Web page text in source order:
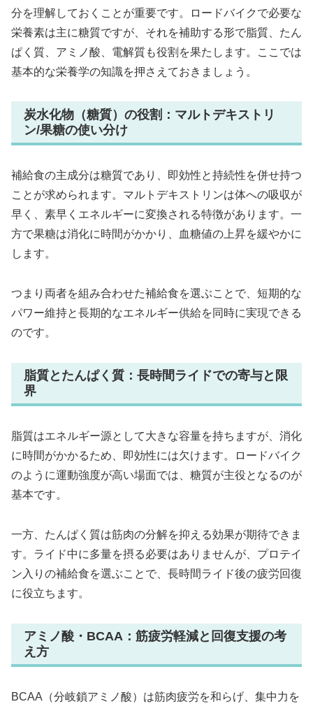
分を理解しておくことが重要です。ロードバイクで必要な
栄養素は主に糖質ですが、それを補助する形で脂質、たん
ぱく質、アミノ酸、電解質も役割を果たします。ここでは
基本的な栄養学の知識を押さえておきましょう。
炭水化物（糖質）の役割：マルトデキストリ
ン/果糖の使い分け
補給食の主成分は糖質であり、即効性と持続性を併せ持つ
ことが求められます。マルトデキストリンは体への吸収が
早く、素早くエネルギーに変換される特徴があります。一
方で果糖は消化に時間がかかり、血糖値の上昇を緩やかに
します。
つまり両者を組み合わせた補給食を選ぶことで、短期的な
パワー維持と長期的なエネルギー供給を同時に実現できる
のです。
脂質とたんぱく質：長時間ライドでの寄与と限
界
脂質はエネルギー源として大きな容量を持ちますが、消化
に時間がかかるため、即効性には欠けます。ロードバイク
のように運動強度が高い場面では、糖質が主役となるのが
基本です。
一方、たんぱく質は筋肉の分解を抑える効果が期待できま
す。ライド中に多量を摂る必要はありませんが、プロテイ
ン入りの補給食を選ぶことで、長時間ライド後の疲労回復
に役立ちます。
アミノ酸・BCAA：筋疲労軽減と回復支援の考
え方
BCAA（分岐鎖アミノ酸）は筋肉疲労を和らげ、集中力を